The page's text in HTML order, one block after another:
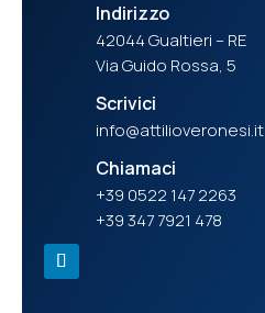
Indirizzo
42044 Gualtieri – RE
Via Guido Rossa, 5
Scrivici
info@attilioveronesi.it
Chiamaci
+39 0522 147 2263
+39 347 7921 478